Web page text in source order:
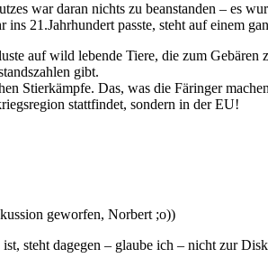
war daran nichts zu beanstanden – es
21.Jahrhundert passte, steht auf einem
auf wild lebende Tiere, die zum
gibt.
Stierkämpfe. Das, was die Färinger
stattfindet, sondern in der EU!
geworfen, Norbert ;o))
steht dagegen – glaube ich – nicht zur